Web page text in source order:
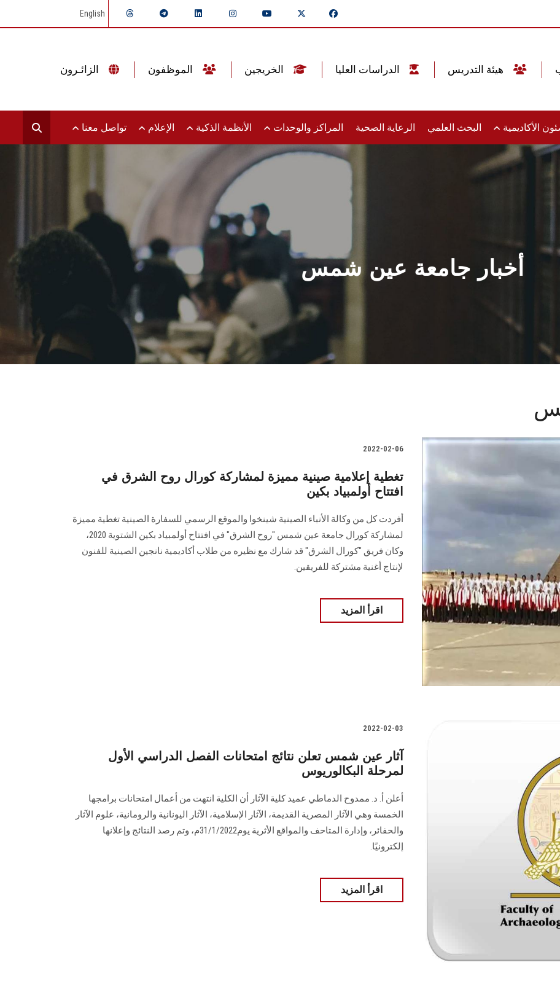
English
الأكاديمية البحث العلمي الرعاية الصحية المراكز والوحدات الأنظمة الذكية الإعلام تواصل معنا
أخبار جامعة عين شمس
2022-02-06
تغطية إعلامية صينية مميزة لمشاركة كورال روح الشرق في
افتتاح أولمبياد بكين
أفردت كل من وكالة الأنباء الصينية شينخوا والموقع الرسمي للسفارة الصينية تغطية مميزة
لمشاركة كورال جامعة عين شمس "روح الشرق" في افتتاح أولمبياد بكين الشتوية 2020،
وكان فريق "كورال الشرق" قد شارك مع نظيره من طلاب أكاديمية نانجين الصينية للفنون
لإنتاج أغنية مشتركة للفريقين.
اقرأ المزيد
2022-02-03
آثار عين شمس تعلن نتائج امتحانات الفصل الدراسي الأول
لمرحلة البكالوريوس
أعلن أ. د. ممدوح الدماطي عميد كلية الآثار أن الكلية انتهت من أعمال امتحانات برامجها
الخمسة وهي الآثار المصرية القديمة، الآثار الإسلامية، الآثار اليونانية والرومانية، علوم الآثار
والحفائر، وإدارة المتاحف والمواقع الأثرية يوم31/1/2022م، وتم رصد النتائج وإعلانها
إلكترونيًا.
اقرأ المزيد